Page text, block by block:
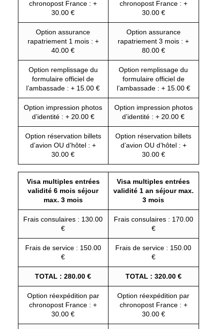
chronopost France : +
30.00 €
chronopost France : +
30.00 €
Option assurance
rapatriement 1 mois : +
40.00 €
Option assurance
rapatriement 3 mois : +
80.00 €
Option remplissage du
formulaire officiel de
l’ambassade : + 15.00 €
Option remplissage du
formulaire officiel de
l’ambassade : + 15.00 €
Option impression photos
d’identité : + 20.00 €
Option impression photos
d’identité : + 20.00 €
Option réservation billets
d’avion OU d’hôtel : +
30.00 €
Option réservation billets
d’avion OU d’hôtel : +
30.00 €
Visa multiples entrées
validité 6 mois séjour
max. 3 mois
Visa multiples entrées
validité 1 an séjour max.
3 mois
Frais consulaires : 130.00
€
Frais consulaires : 170.00
€
Frais de service : 150.00
€
Frais de service : 150.00
€
TOTAL : 280.00 € TOTAL : 320.00 €
Option réexpédition par
chronopost France : +
30.00 €
Option réexpédition par
chronopost France : +
30.00 €